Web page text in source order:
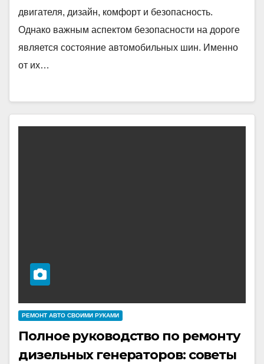
двигателя, дизайн, комфорт и безопасность.
Однако важным аспектом безопасности на дороге
является состояние автомобильных шин. Именно
от их…
РЕМОНТ АВТО СВОИМИ РУКАМИ
Полное руководство по ремонту
дизельных генераторов: советы